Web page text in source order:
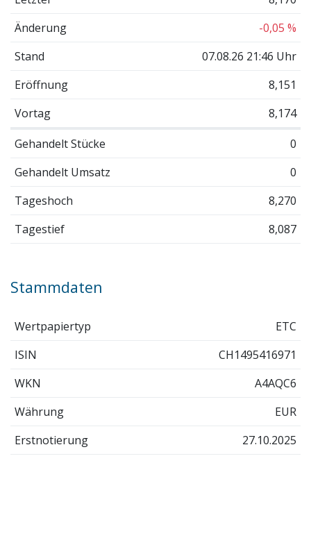
Änderung
-0,05 %
Stand
07.08.26 21:46 Uhr
Eröffnung
8,151
Vortag
8,174
Gehandelt Stücke
0
Gehandelt Umsatz
0
Tageshoch
8,270
Tagestief
8,087
Stammdaten
Wertpapiertyp
ETC
ISIN
CH1495416971
WKN
A4AQC6
Währung
EUR
Erstnotierung
27.10.2025